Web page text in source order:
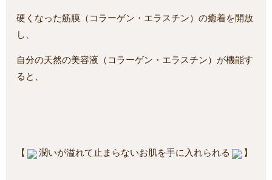
硬くなった筋膜（コラーゲン・エラスチン）の癒着を開放
し、
自分の天然の美容液（コラーゲン・エラスチン）が機能す
ると、
【 潤いが溢れて止まらないお肌を手に入れられる 】